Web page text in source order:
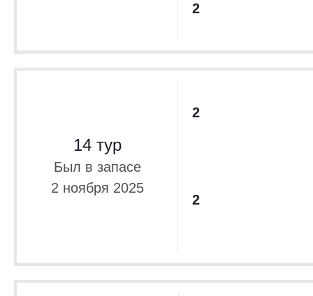
2
14 тур
Был в запасе
2 ноября 2025
2
2